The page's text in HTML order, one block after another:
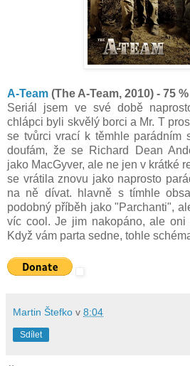
A-Team (The A-Team, 2010) - 75 %
Seriál jsem ve své době
chlápci byli skvělý borci a Mr. T
se tvůrci vrací k těmhle parádním
doufám, že se Richard Dean
jako MacGyver, ale ne jen v krátké
se vrátila znovu jako naprosto
na ně dívat. hlavně s tímhle
podobný příběh jako "Parchanti",
víc cool. Je jim nakopáno, ale
Když vám parta sedne, tohle
Martin Štefko v 8:04
Sdílet